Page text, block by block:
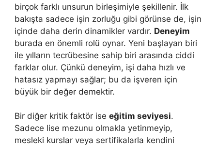
birçok farklı unsurun birleşimiyle şekillenir. İlk
bakışta sadece işin zorluğu gibi görünse de, işin
içinde daha derin dinamikler vardır. Deneyim
burada en önemli rolü oynar. Yeni başlayan biri
ile yılların tecrübesine sahip biri arasında ciddi
farklar olur. Çünkü deneyim, işi daha hızlı ve
hatasız yapmayı sağlar; bu da işveren için
büyük bir değer demektir.
Bir diğer kritik faktör ise eğitim seviyesi.
Sadece lise mezunu olmakla yetinmeyip,
mesleki kurslar veya sertifikalarla kendini